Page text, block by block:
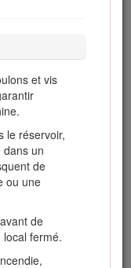
et vis
le réservoir,
dans un
de
ou une
de
fermé.
de faire le
à
ni les bidons
flamme nue,
veilleuse,
d'autres
de
ou sur le
revêtement
les bidons